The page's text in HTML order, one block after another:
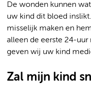
De wonden kunnen
uw kind dit bloed
misselijk maken en
alleen de eerste 24-uur
geven wij uw kind
Zal mijn kind